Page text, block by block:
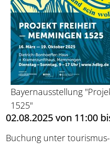
Bayernausstellung
1525"
02.08.2025 von 11:00
Buchung unter